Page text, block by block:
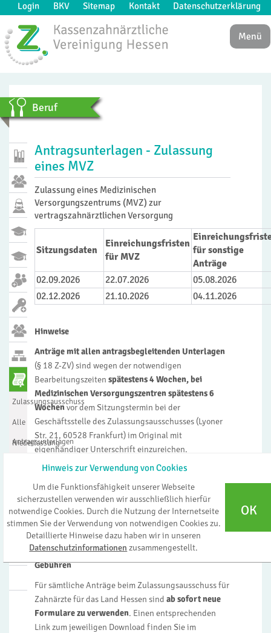
Login BKV Sitemap Kontakt Datenschutzerklärung
Hinweis zur Verwendung von Cookies
Um die Funktionsfähigkeit unserer Webseite
sicherzustellen verwenden wir ausschließlich hierfür
notwendige Cookies. Durch die Nutzung der Internetseite
stimmen Sie der Verwendung von notwendigen Cookies zu.
Detaillierte Hinweise dazu haben wir in unseren
Datenschutzinformationen zusammengestellt.
OK
Menü
Beruf
Zulassungsausschuss
Alle
Antragsunterlagen
Niederlassung
eigener
Praxis
angestellte/r
Zahnärztin/Zahnarzt
Zahnarztregister
Antragsunterlagen - Zulassung
eines MVZ
Zulassung eines Medizinischen
Versorgungszentrums (MVZ) zur
vertragszahnärztlichen Versorgung
Sitzungsdaten
Einreichungsfristen
für MVZ
für sonstige
Anträge
02.09.2026
22.07.2026
05.08.2026
02.12.2026
21.10.2026 04.11.2026
Hinweise
Anträge mit allen antragsbegleitenden Unterlagen
(§ 18 Z-ZV) sind wegen der notwendigen
Bearbeitungszeiten spätestens 4 Wochen, bei
Medizinischen Versorgungszentren spätestens 6
Wochenvor dem Sitzungstermin bei der
Geschäftsstelle des Zulassungsausschusses (Lyoner
Str. 21, 60528 Frankfurt) im Original mit
eigenhändiger Unterschrift einzureichen.
Nach Fristablauf eingegangene Anträge werden
generell in die Tagesordnung der darauffolgenden
Sitzung aufgenommen. Gleiches gilt für nicht
vollständig eingegangene Antragsunterlagen.
Hinweise zu den Anträgen und den anfallenden
Gebühren
Für sämtliche Anträge beim Zulassungsausschuss für
Zahnärzte für das Land Hessen sind ab sofort neue
Formulare zu verwenden. Einen entsprechenden
Link zum jeweiligen Download finden Sie im